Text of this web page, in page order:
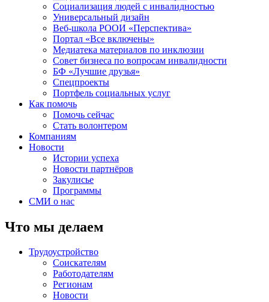
Социализация людей с инвалидностью
Универсальный дизайн
Веб-школа РООИ «Перспектива»
Портал «Все включены»
Медиатека материалов по инклюзии
Совет бизнеса по вопросам инвалидности
БФ «Лучшие друзья»
Спецпроекты
Портфель социальных услуг
Как помочь
Помочь сейчас
Стать волонтером
Компаниям
Новости
Истории успеха
Новости партнёров
Закулисье
Программы
СМИ о нас
Что мы делаем
Трудоустройство
Соискателям
Работодателям
Регионам
Новости